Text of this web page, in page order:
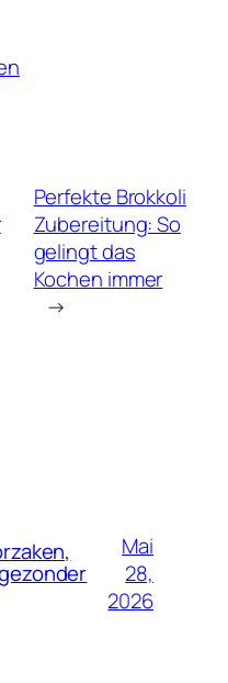
Perfekte Brokkoli
Zubereitung: So
gelingt das
Kochen immer
→
Mai
28,
2026